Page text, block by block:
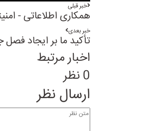
خبر قبلی
همکاری اطلاعاتی -
خبر بعدی
تأکید ما بر ایجاد
اخبار مرتبط
0 نظر
ارسال نظر